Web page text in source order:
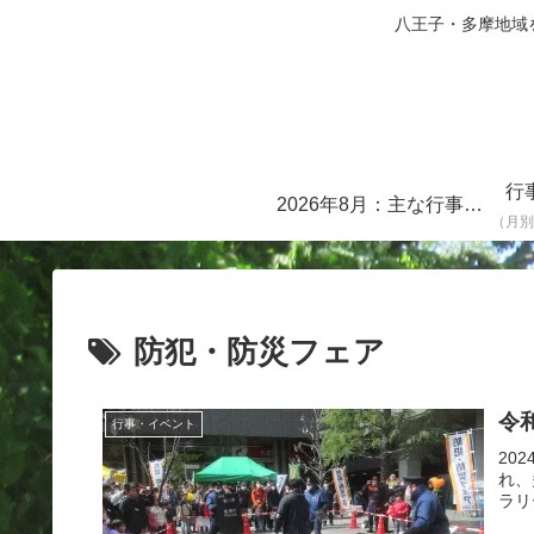
八王子・多摩地
2026年8月：主な行事・イベント一覧
行
（月
防犯・防災フェア
行事・イベント 令
れ
ラ